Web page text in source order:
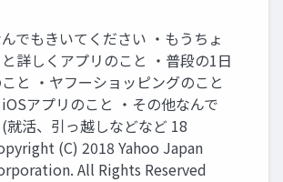
でもきいてください ・もうちょ
詳しくアプリのこと ・普段の1日
と ・ヤフーショッピングのこと
iOSアプリのこと ・その他なんで
就活、引っ越しなどなど 18
(C) 2018 Yahoo Japan
All Rights Reserved